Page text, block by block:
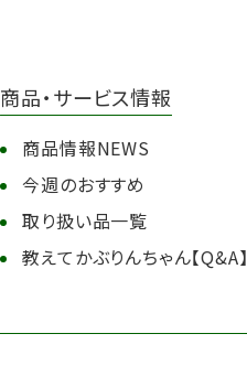
商品・サービス情報
商品情報NEWS
今週のおすすめ
取り扱い品一覧
教えてかぶりんちゃん【Q&A】